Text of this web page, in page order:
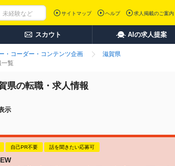
サイトマップ ヘルプ 求人掲載のご案内
スカウト AIの求人提案
・コーダー・コンテンツ企画
滋賀県
一覧
県の転職・求人情報
示
自己PR不要 話を聞きたい応募可